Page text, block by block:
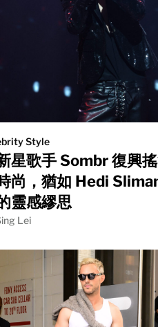
Style
星歌手 Sombr 復興
尚，猶如 Hedi
靈感繆思
Lei